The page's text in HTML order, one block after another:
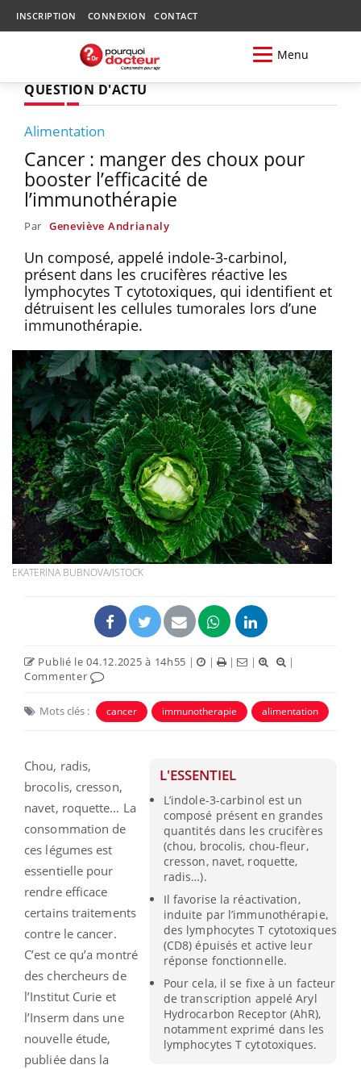
INSCRIPTION CONNEXION CONTACT
Menu
QUESTION D'ACTU
Alimentation
Cancer : manger des choux pour
booster l’efficacité de
l’immunothérapie
Par Geneviève Andrianaly
Un composé, appelé indole-3-carbinol,
présent dans les crucifères réactive les
lymphocytes T cytotoxiques, qui identifient et
détruisent les cellules tumorales lors d’une
immunothérapie.
EKATERINA BUBNOVA/ISTOCK
Publié le 04.12.2025 à 14h55 | | | |
|
Commenter
Mots clés : cancer immunotherapie alimentation
L'ESSENTIEL
L’indole-3-carbinol est un
composé présent en grandes
quantités dans les crucifères
(chou, brocolis, chou-fleur,
cresson, navet, roquette,
radis…).
Il favorise la réactivation,
induite par l’immunothérapie,
des lymphocytes T cytotoxiques
(CD8) épuisés et active leur
réponse fonctionnelle.
Pour cela, il se fixe à un facteur
de transcription appelé Aryl
Hydrocarbon Receptor (AhR),
notamment exprimé dans les
lymphocytes T cytotoxiques.
Chou, radis,
brocolis, cresson,
navet, roquette… La
consommation de
ces légumes est
essentielle pour
rendre efficace
certains traitements
contre le cancer.
C’est ce qu’a montré
des chercheurs de
l’Institut Curie et
l’Inserm dans une
nouvelle étude,
publiée dans la